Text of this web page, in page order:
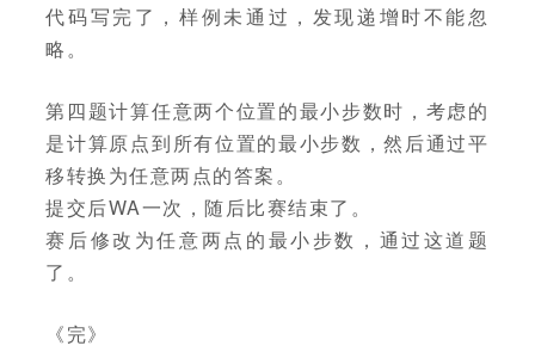
代码写完了，样例未通过，发现递增时不能忽
略。
第四题计算任意两个位置的最小步数时，考虑的
是计算原点到所有位置的最小步数，然后通过平
移转换为任意两点的答案。
提交后WA一次，随后比赛结束了。
赛后修改为任意两点的最小步数，通过这道题
了。
《完》